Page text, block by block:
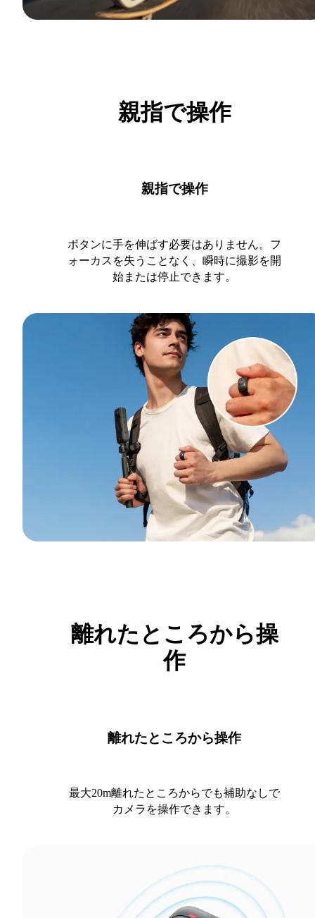
親指で操作
親指で操作
ボタンに手を伸ばす必要はありません。フ
ォーカスを失うことなく、瞬時に撮影を開
始または停止できます。
離れたところから操
作
離れたところから操作
最大20m離れたところからでも補助なしで
カメラを操作できます。